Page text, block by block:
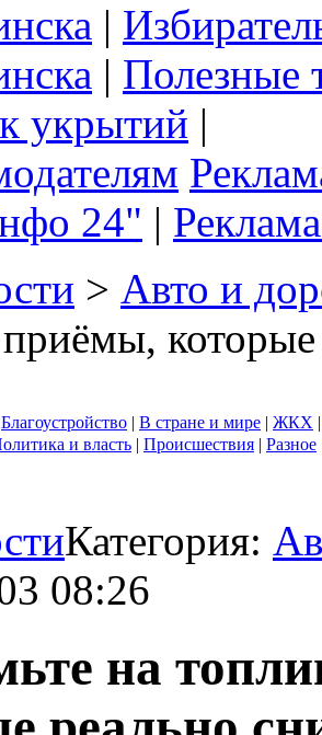
|
| Полезные
укрытий |
24" |
> Авто и
Благоустройство | В стране и мире | ЖКХ
и власть | Происшествия | Разное
Категория:
08:26
на